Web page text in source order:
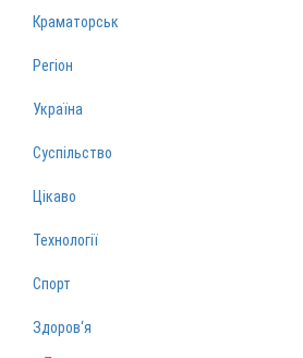
Краматорськ
Регіон
Україна
Суспільство
Цікаво
Технології
Спорт
Здоров‘я